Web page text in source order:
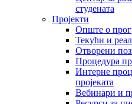
студената
Пројекти
Опште о
Текући и
Отворени
Процедура
Интерне
пројеката
Вебинари и